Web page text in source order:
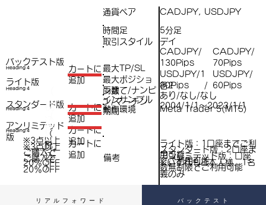
バックテスト版
スタンダード版
アンリミテッド
版
最大ポジショ
ン数
各2
Heading 4
​カートに
追加
税
込
）
Heading 4
​カートに
追加
Heading 4
※3点以上
ご購入で​
20％OFF
税
込
）
​カートに
追加
Heading 4
（
税
込
）
※3点以上
ご購入で​
20％OFF
​カートに
追加
ライト版
通貨ペア CADJPY, USDJPY
取引スタイル デイ
最大TP/SL
CADJPY/
130Pips
USDJPY/1
80Pips
/
CADJPY/
70Pips
USDJPY/
60Pips
両建て/ナンピ
ン/マーチン
あり/なし/なし
インサンプル
期間
2004/1/1～2023/1/1
動作環境 Meta Trader 5(MT5)
時間足 5分足
備考
ライト版：1口座までご利
用可能
スタンダード版：2口座ま
でご利用可能
アンリミテッド版：口座
数無制限でご利用可能
※いずれもご本人様、1名
義のみ
リアルフォワード バックテスト